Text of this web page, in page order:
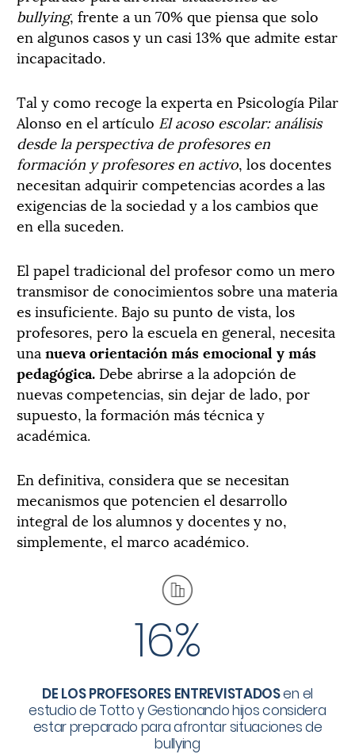
bullying, frente a un 70% que piensa que solo
en algunos casos y un casi 13% que admite estar
incapacitado.
Tal y como recoge la experta en Psicología Pilar
Alonso en el artículo El acoso escolar: análisis
desde la perspectiva de profesores en
formación y profesores en activo, los docentes
necesitan adquirir competencias acordes a las
exigencias de la sociedad y a los cambios que
en ella suceden.
El papel tradicional del profesor como un mero
transmisor de conocimientos sobre una materia
es insuficiente. Bajo su punto de vista, los
profesores, pero la escuela en general, necesita
una nueva orientación más emocional y más
pedagógica. Debe abrirse a la adopción de
nuevas competencias, sin dejar de lado, por
supuesto, la formación más técnica y
académica.
En definitiva, considera que se necesitan
mecanismos que potencien el desarrollo
integral de los alumnos y docentes y no,
simplemente, el marco académico.
16%
DE LOS PROFESORES ENTREVISTADOSen el
estudio de Totto y Gestionando hijos considera
estar preparado para afrontar situaciones de
bullying